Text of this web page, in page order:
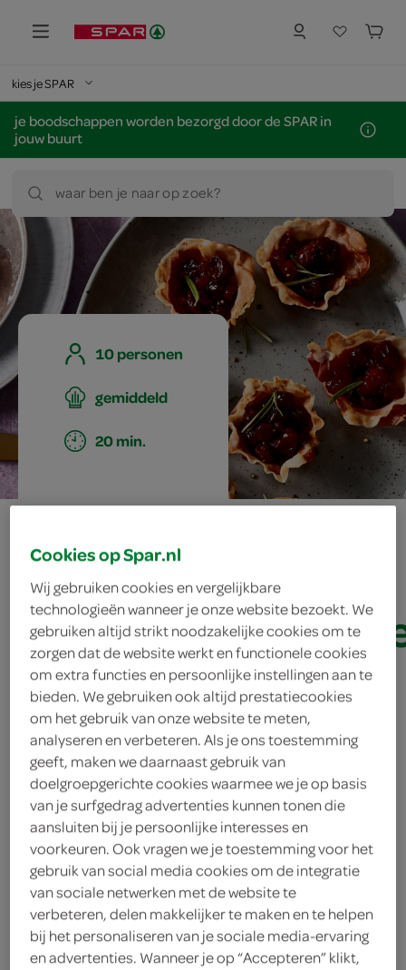
kies je SPAR
je boodschappen worden bezorgd door de SPAR in
jouw buurt
waar ben je naar op zoek?
10 personen
gemiddeld
20 min.
krokant
hambakje met
ingrediënten
2 takjes rozemarijn
20 plakken rauwe hammen
20 plakken serranoham
olie
kaneelstokje
Cookies op Spar.nl
Wij gebruiken cookies en vergelijkbare
technologieën wanneer je onze website bezoekt. We
gebruiken altijd strikt noodzakelijke cookies om te
zorgen dat de website werkt en functionele cookies
om extra functies en persoonlijke instellingen aan te
bieden. We gebruiken ook altijd prestatiecookies
om het gebruik van onze website te meten,
analyseren en verbeteren. Als je ons toestemming
geeft, maken we daarnaast gebruik van
doelgroepgerichte cookies waarmee we je op basis
van je surfgedrag advertenties kunnen tonen die
aansluiten bij je persoonlijke interesses en
voorkeuren. Ook vragen we je toestemming voor het
gebruik van social media cookies om de integratie
van sociale netwerken met de website te
verbeteren, delen makkelijker te maken en te helpen
bij het personaliseren van je sociale media-ervaring
en advertenties. Wanneer je op “Accepteren” klikt,